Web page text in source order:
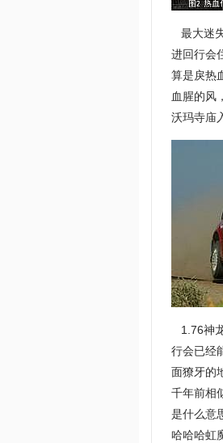
最大迷
进回行会
算是戾热
血腥的风
沃玛寺庙
1.76神
行会已经
面獠牙的
千年前相
是什么意
哈哈哈虹